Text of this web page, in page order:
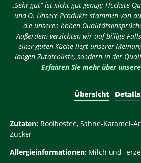
„Sehr gut“ ist nicht gut genug: Höchste
und O. Unsere Produkte stammen von
die unseren hohen
Außerdem verzichten wir auf billige
einer guten Küche liegt unserer
langen Zutatenliste, sondern in der
Erfahren Sie mehr über
Übersicht Details
Zutaten: Rooibostee, Sahne-Karamel-
Zucker
Allergieinformationen: Milch und -